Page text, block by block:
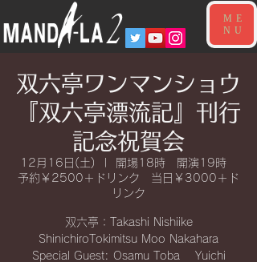
ME
NU
双六亭ワンマンショウ
『双六亭漂流記』刊行
記念祝賀会
12月16日(土)
開場18時 開演19時
予約￥2500＋ドリンク 当日￥3000＋ド
リンク
双六亭：Takashi Nishiike
ShinichiroTokimitsu Moo Nakahara
Special Guest: Osamu Toba Yuichi